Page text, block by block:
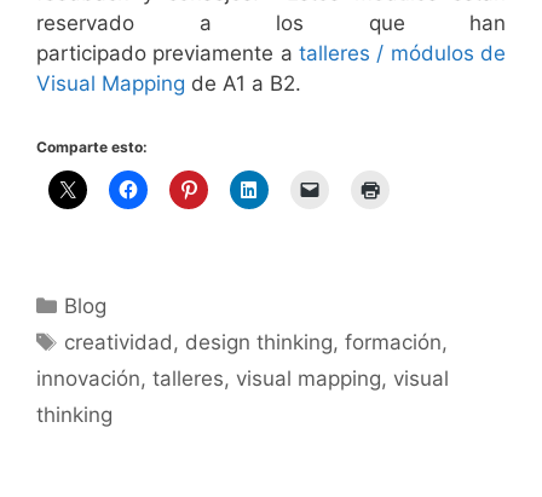
reservado a los que han
participado previamente a talleres / módulos de
Visual Mapping de A1 a B2.
Comparte esto:
Categorías
Blog
Etiquetas
creatividad , design thinking,formación,
innovación, talleres, visual mapping, visual
thinking